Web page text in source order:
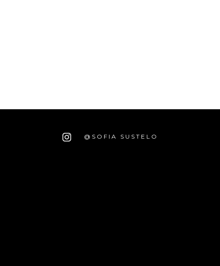
@SOFIA SUSTELO